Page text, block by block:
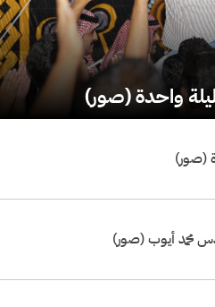
ليلة واحدة (صور)
(صور)
محمد أيوب (صور)